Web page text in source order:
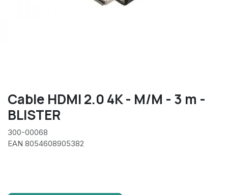
Cable HDMI 2.0 4K - M/M - 3 m -
BLISTER
300-00068
EAN 8054608905382